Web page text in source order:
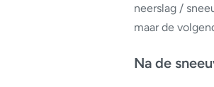
neerslag /
maar de
Na de